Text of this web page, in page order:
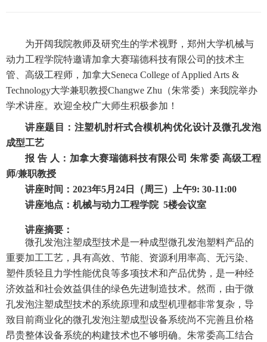
为开阔我院教师及研究生的学术视野，郑州大学机械与
动力工程学院特邀请加拿大赛瑞德科技有限公司的技术主
管、高级工程师，加拿大Seneca College of Applied Arts &
Technology大学兼职教授Changwe Zhu （朱常委） 来我院举办
学术讲座。欢迎全校广大师生积极参加！
讲座题目： 注塑机肘杆式合模机构优化设计及微孔发泡
成型工艺
报 告 人： 加拿大赛瑞德科技有限公司 朱常委 高级工程
师/兼职教授
讲座时间： 2023年5月 24 日（周三）上午9: 30-11:00
讲座地点：机械与动力工程学院5楼会议室
讲座摘要：
微孔发泡注塑成型技术是一种成型微孔发泡塑料产品的
重要加工工艺，具有高效、节能、资源利用率高、无污染、
塑件质轻且力学性能优良等多项技术和产品优势，是一种经
济效益和社会效益俱佳的绿色先进制造技术。然而，由于微
孔发泡注塑成型技术的系统原理和成型机理都非常复杂，导
致目前商业化的微孔发泡注塑成型设备系统尚不完善且价格
昂贵整体设备系统的构建技术也不够明确。朱常委高工结合